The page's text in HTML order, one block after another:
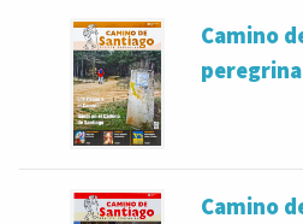
Camino
Camino